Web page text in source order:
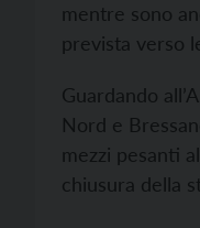
mentre sono
prevista verso
Guardando
Nord e
mezzi pesanti
chiusura della